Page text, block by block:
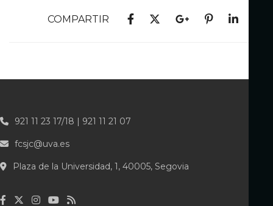
COMPARTIR
921 11 23 17/18 | 921 11 21 07
fcsjc@uva.es
Plaza de la Universidad, 1, 40005, Segovia